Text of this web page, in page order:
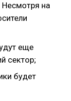
на
еще
сектор;
будет